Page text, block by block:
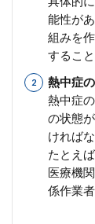
能性が
組みを
するこ
熱中症
熱中症
の状態
ければ
たとえ
医療機
係作業